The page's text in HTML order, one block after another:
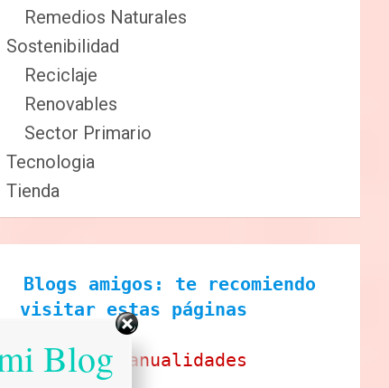
Remedios Naturales
Sostenibilidad
Reciclaje
Renovables
Sector Primario
Tecnologia
Tienda
Blogs amigos: te recomiendo
visitar estas páginas
Ecobrisa Manualidades
Blog